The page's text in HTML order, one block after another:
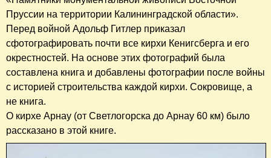
Пруссии на территории Калининградской области».
Перед войной Адольф Гитлер приказал
сфотографировать почти все кирхи Кенигсберга и его
окрестностей. На основе этих фотографий была
составлена книга и добавлены фотографии после войны
с историей строительства каждой кирхи. Сокровище, а
не книга.
О кирхе Арнау (от Светлогорска до Арнау 60 км) было
рассказано в этой книге.